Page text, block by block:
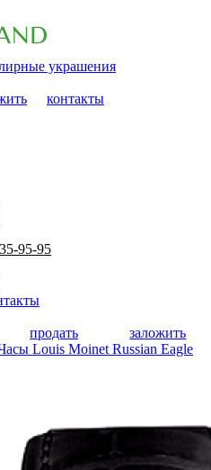
украшения
контакты
95-95
продать
заложить
Louis Moinet Russian Eagle